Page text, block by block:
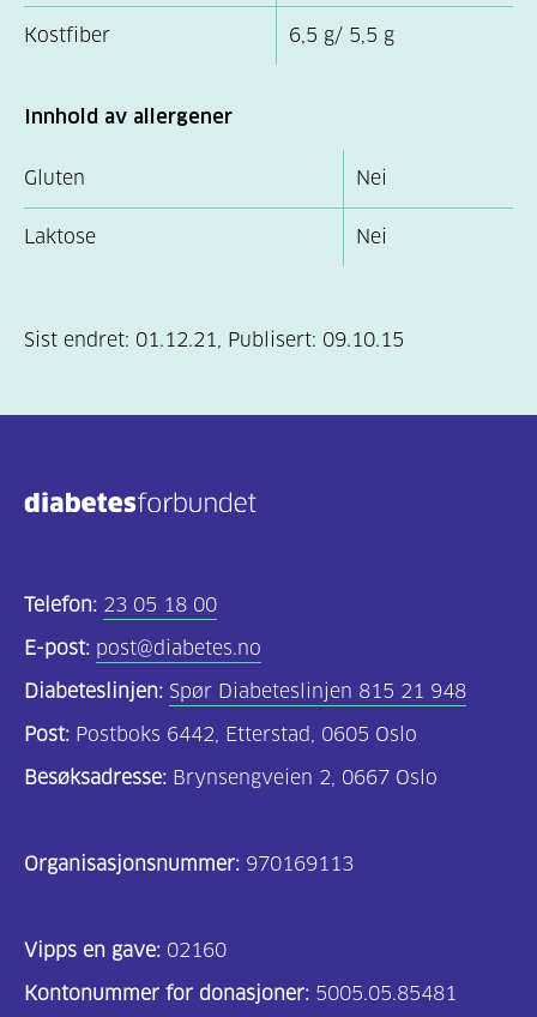
Kostfiber 6,5 g/ 5,5 g
Innhold av allergener
Gluten Nei
Laktose Nei
Sist endret: 01.12.21, Publisert: 09.10.15
Telefon: 23 05 18 00
E-post: post@diabetes.no
Diabeteslinjen: Spør Diabeteslinjen 815 21 948
Post: Postboks 6442, Etterstad, 0605 Oslo
Besøksadresse: Brynsengveien 2, 0667 Oslo
Organisasjonsnummer: 970169113
Vipps en gave: 02160
Kontonummer for donasjoner: 5005.05.85481